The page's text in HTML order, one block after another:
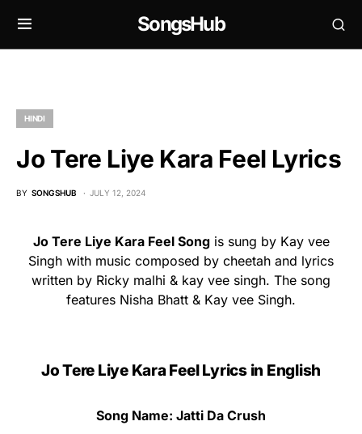
SongsHub
HINDI
Jo Tere Liye Kara Feel Lyrics
BY SONGSHUB JULY 12, 2024
Jo Tere Liye Kara Feel Songis sung by Kay vee
Singh with music composed by cheetah and lyrics
written by Ricky malhi & kay vee singh. The song
features Nisha Bhatt & Kay vee Singh.
Jo Tere Liye Kara Feel Lyrics in English
Song Name: Jatti Da Crush